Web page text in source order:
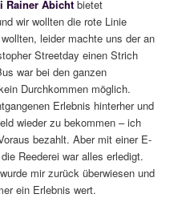
Rainer Abicht bietet
wir wollten die rote Linie
leider machte uns der an
Streetday einen Strich
war bei den ganzen
Durchkommen möglich.
Erlebnis hinterher und
wieder zu bekommen – ich
bezahlt. Aber mit einer E-
Reederei war alles erledigt.
mir zurück überwiesen und
ein Erlebnis wert.